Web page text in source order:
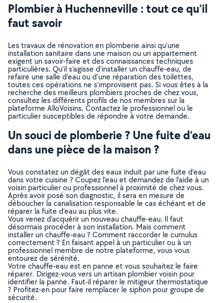
Plombier à Huchenneville : tout ce qu’il
faut savoir
Les travaux de rénovation en plomberie ainsi qu’une
installation sanitaire dans une maison ou un appartement
exigent un savoir-faire et des connaissances techniques
particulières. Qu’il s’agisse d’installer un chauffe-eau, de
refaire une salle d’eau ou d’une réparation des toilettes,
toutes ces opérations ne s’improvisent pas. Si vous êtes à la
recherche des meilleurs plombiers proches de chez vous,
consultez les différents profils de nos membres sur la
plateforme AlloVoisins. Contactez le professionnel ou le
particulier susceptibles de répondre à votre demande.
Un souci de plomberie ? Une fuite d’eau
dans une pièce de la maison ?
Vous constatez un dégât des eaux induit par une fuite d’eau
dans votre cuisine ? Coupez l’eau et demandez de l’aide à un
voisin particulier ou professionnel à proximité de chez vous.
Après avoir posé son diagnostic, il sera en mesure de
déboucher la canalisation responsable le cas échéant et de
réparer la fuite d’eau au plus vite.
Vous venez d’acquérir un nouveau chauffe-eau. Il faut
désormais procéder à son installation. Mais comment
installer un chauffe-eau ? Comment raccorder le cumulus
correctement ? En faisant appel à un particulier ou à un
professionnel membre de notre plateforme, vous vous
entourez de sérénité.
Votre chauffe-eau est en panne et vous souhaitez le faire
réparer. Dirigez-vous vers un artisan plombier voisin pour
identifier la panne. Faut-il réparer le mitigeur thermostatique
? Profitez-en pour faire remplacer le siphon pour groupe de
sécurité.